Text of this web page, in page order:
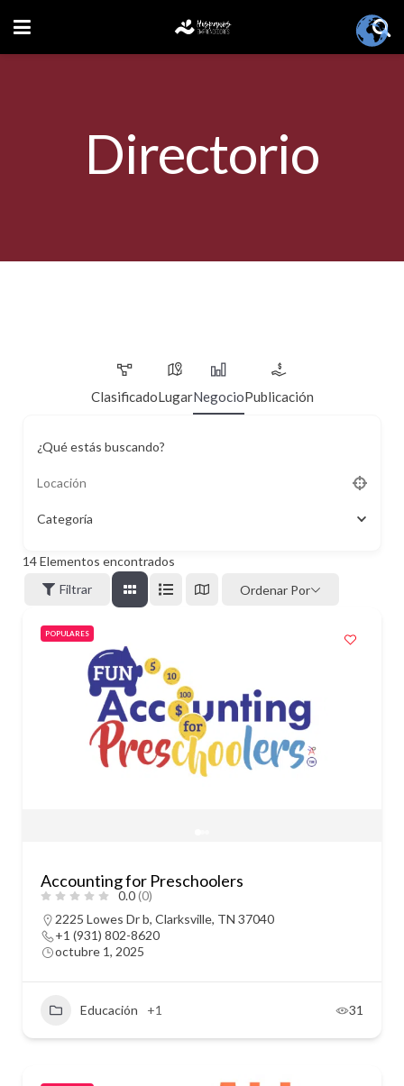
Directorio
ClasificadoLugarNegocioPublicación
¿Qué estás buscando?
Categoría
14Elementos encontrados
Filtrar
Ordenar Por
POPULARES
Accounting for Preschoolers
0.0(0)
2225 Lowes Dr b, Clarksville, TN 37040
+1 (931) 802-8620
octubre 1, 2025
Educación +1 31